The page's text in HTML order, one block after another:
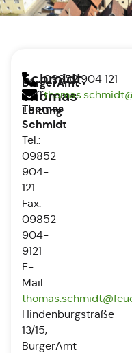
Schmidt,
Thomas
BürgerAmt
-
Leitung
Herr
Thomas
Schmidt
Tel.:
09852
904-
121
Fax:
09852
904-
9121
E-
Mail:
Hindenburgstraße
13/15,
BürgerAmt
09852 904 121